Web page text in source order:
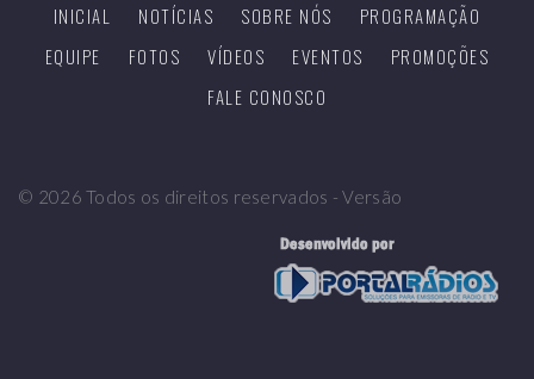
INICIAL NOTÍCIAS SOBRE NÓS
PROGRAMAÇÃO
EQUIPE
FOTOS VÍDEOS EVENTOS
PROMOÇÕES
FALE CONOSCO
© 2026 Todos os direitos reservados - Versão